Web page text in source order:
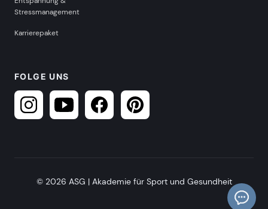
Stressmanagement
Karrierepaket
FOLGE UNS
© 2026 ASG | Akademie für Sport und Gesundheit